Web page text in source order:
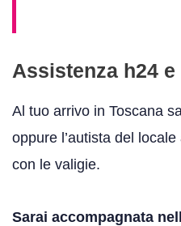
Assistenza h24
Al tuo arrivo in Toscana
oppure l’autista del
con le valigie.
Sarai accompagnata